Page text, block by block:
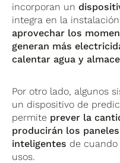
incorporan un
integra en la
aprovechar los
generan más
calentar agua y
Por otro lado, algunos
un dispositivo de
permite prever la
producirán los
inteligentes de
usos.